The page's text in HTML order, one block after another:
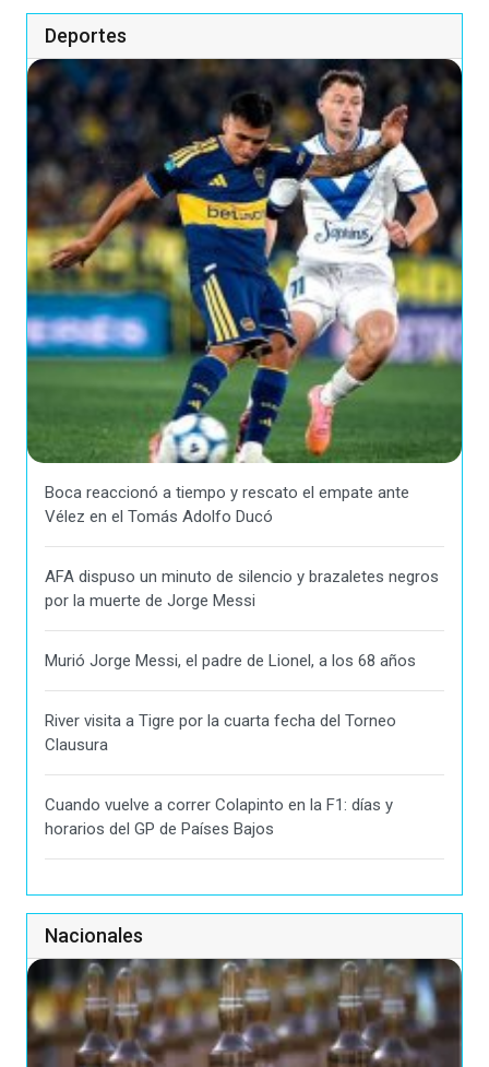
Deportes
Boca reaccionó a tiempo y rescato el empate ante
Vélez en el Tomás Adolfo Ducó
AFA dispuso un minuto de silencio y brazaletes negros
por la muerte de Jorge Messi
Murió Jorge Messi, el padre de Lionel, a los 68 años
River visita a Tigre por la cuarta fecha del Torneo
Clausura
Cuando vuelve a correr Colapinto en la F1: días y
horarios del GP de Países Bajos
Nacionales